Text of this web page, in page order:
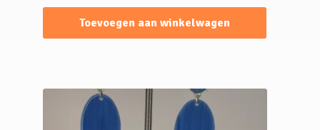
Toevoegen aan winkelwagen